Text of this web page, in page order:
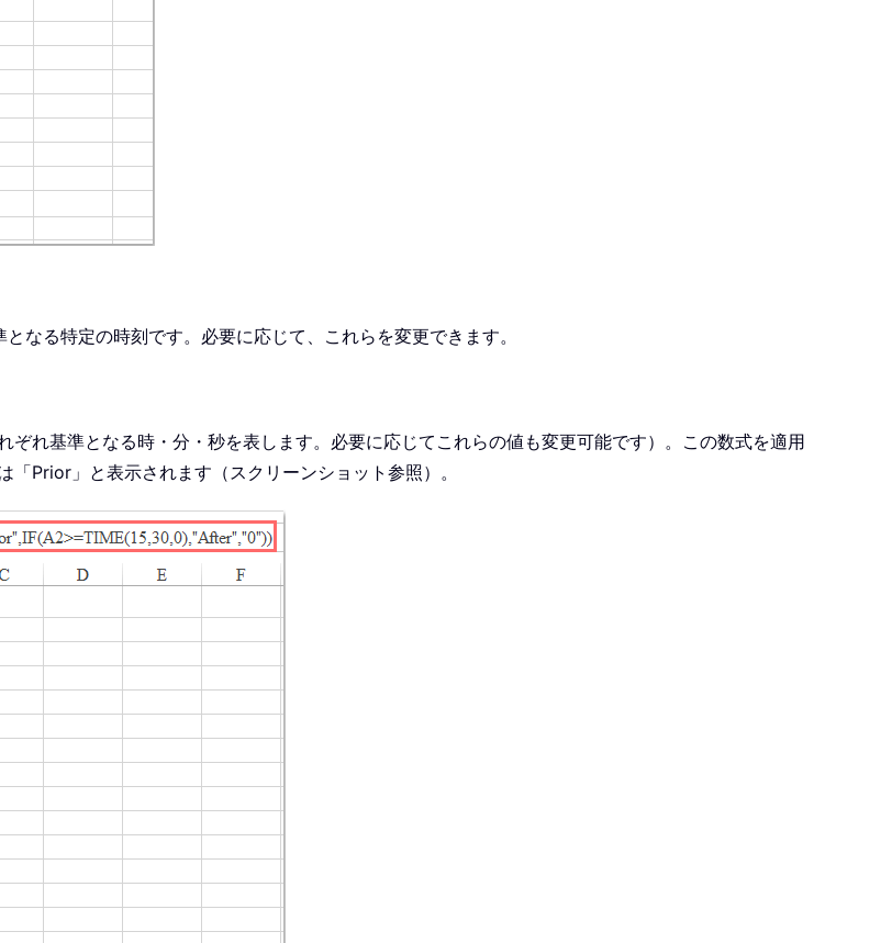
となる特定の時刻です。必要に応じて、これらを変更できます。
ぞれ基準となる時・分・秒を表します。必要に応じてこれらの値も変更可能です）。この数式を適用
Prior」と表示されます（スクリーンショット参照）。